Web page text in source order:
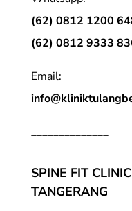
(62) 0812 1200
(62) 0812 9333
Email:
______________
SPINE FIT
TANGERANG